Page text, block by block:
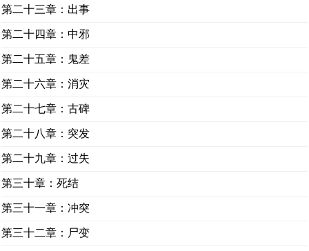
第二十三章：出事
第二十四章：中邪
第二十五章：鬼差
第二十六章：消灾
第二十七章：古碑
第二十八章：突发
第二十九章：过失
第三十章：死结
第三十一章：冲突
第三十二章：尸变